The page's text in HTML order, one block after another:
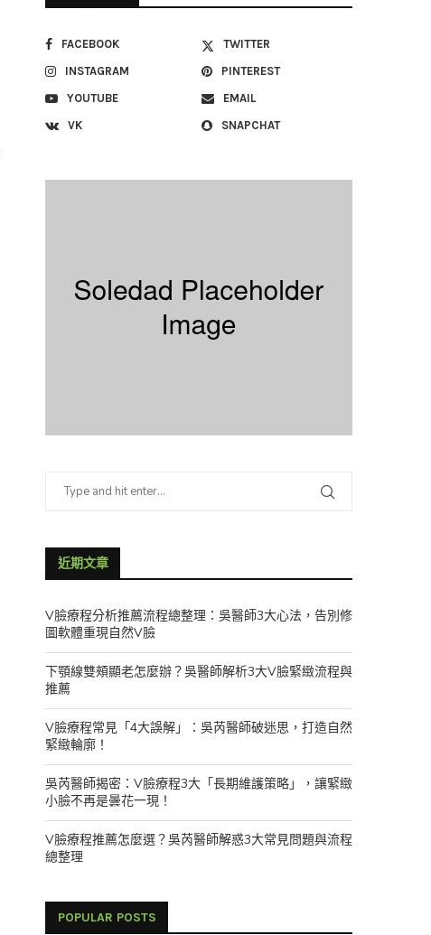
FACEBOOK
TWITTER
INSTAGRAM
PINTEREST
YOUTUBE
EMAIL
VK
SNAPCHAT
近期文章
V臉療程分析推薦流程總整理：吳醫師3大心法，告別修
圖軟體重現自然V臉
下顎線雙頰顯老怎麼辦？吳醫師解析3大V臉緊緻流程與
推薦
V臉療程常見「4大誤解」：吳芮醫師破迷思，打造自然
緊緻輪廓！
吳芮醫師揭密：V臉療程3大「長期維護策略」，讓緊緻
小臉不再是曇花一現！
V臉療程推薦怎麼選？吳芮醫師解惑3大常見問題與流程
總整理
POPULAR POSTS